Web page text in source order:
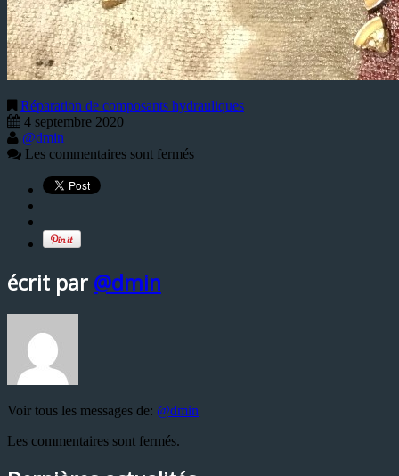
Réparation de composants hydrauliques
4 septembre 2020
@dmin
Les commentaires sont fermés
écrit par @dmin
Voir tous les messages de: @dmin
Les commentaires sont fermés.